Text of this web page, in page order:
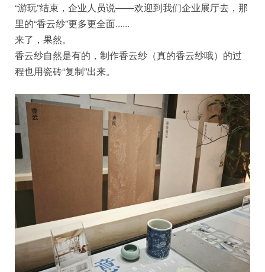
“游玩”结束，企业人员说——欢迎到我们企业展厅去，那
里的“香云纱”更多更全面......
来了，果然。
香云纱自然是有的，制作香云纱（真的香云纱哦）的过
程也用瓷砖“复制”出来。